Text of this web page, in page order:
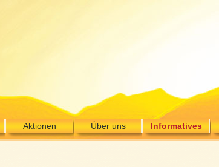
Aktionen Über uns Informatives